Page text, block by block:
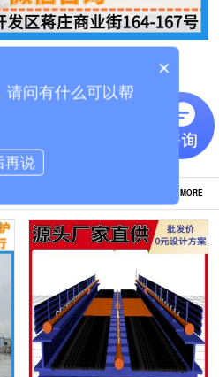
-光控感应开关自动清洗 [隆
设备-没有中间商购买更实惠
MORE
×
请问有什么可以帮
再说